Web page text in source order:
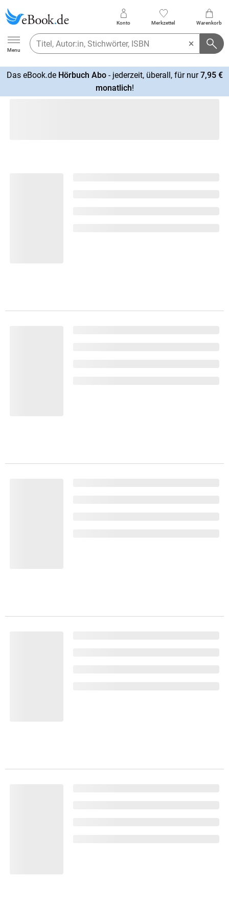
Ebook.de
Menu
Konto Merkzettel Warenkorb
Das eBook.de Hörbuch Abo- jederzeit, überall, für nur7,95 €
monatlich!